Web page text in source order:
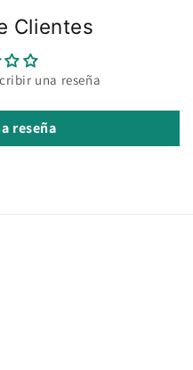
Clientes
una reseña
reseña